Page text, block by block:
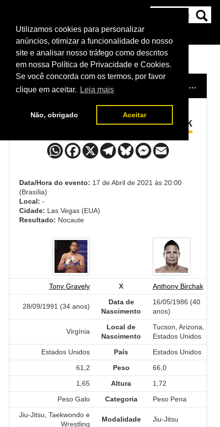
Utilizamos cookies para personalizar
anúncios, otimizar a funcionalidade do nosso
site e analisar nosso tráfego como descritos
em nossa Política de Privacidade e Cookies.
Se você concorda com os termos, por favor
clique em aceitar.
Leia mais
Não, obrigado Aceitar
NOTÍCIAS
HOME EVENTO / UFC WHITTAKER X GASTELUM
Tony Gravely x Anthony Birchak
Data/Hora do evento: 17 de Abril de 2021 às 20:00
(Brasília)
Local: -
Cidade: Las Vegas (EUA)
Resultado: Nocaute
Tony Gravely X Anthony Birchak
28/09/1991 (34 anos)
Data de
Nascimento
16/05/1986 (40
anos)
Virgínia
Local de
Nascimento
Tucson, Arizona,
Estados Unidos
Estados Unidos
País
Estados Unidos
61,2
Peso
66,0
1,65
Altura
1,72
Peso Galo
Categoria
Peso Pena
Jiu-Jitsu, Taekwondo e
Wrestling
Modalidade Jiu-Jitsu